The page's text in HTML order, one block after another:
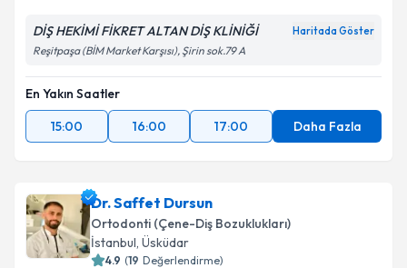
DİŞ HEKİMİ FİKRET ALTAN DİŞ KLİNİĞİ Haritada Göster
Reşitpaşa (BİM Market Karşısı), Şirin sok.79 A
En Yakın Saatler
15:00
16:00 17:00 Daha Fazla
Dr. Saffet Dursun
Ortodonti (Çene-Diş Bozuklukları)
İstanbul, Üsküdar
4.9 (19 Değerlendirme)